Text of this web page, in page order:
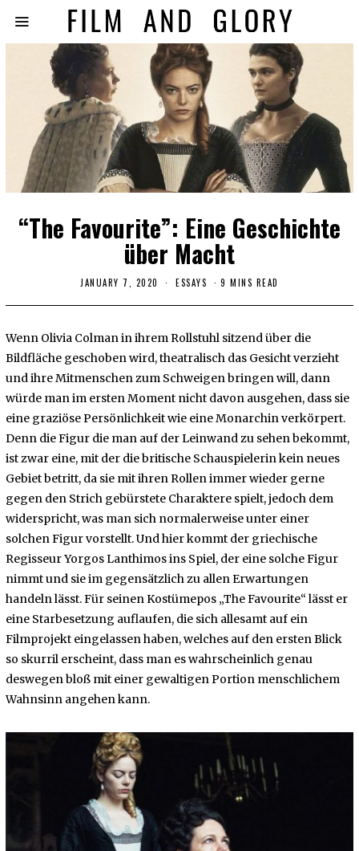
“The Favourite”: Eine Geschichte
über Macht
JANUARY 7, 2020
N
R
Y
0
2
0
0
ESSAYS 9 MINS READ
Wenn Olivia Colman in ihrem Rollstuhl sitzend über die
Bildfläche geschoben wird, theatralisch das Gesicht verzieht
und ihre Mitmenschen zum Schweigen bringen will, dann
würde man im ersten Moment nicht davon ausgehen, dass sie
eine graziöse Persönlichkeit wie eine Monarchin verkörpert.
Denn die Figur die man auf der Leinwand zu sehen bekommt,
ist zwar eine, mit der die britische Schauspielerin kein neues
Gebiet betritt, da sie mit ihren Rollen immer wieder gerne
gegen den Strich gebürstete Charaktere spielt, jedoch dem
widerspricht, was man sich normalerweise unter einer
solchen Figur vorstellt. Und hier kommt der griechische
Regisseur Yorgos Lanthimos ins Spiel, der eine solche Figur
nimmt und sie im gegensätzlich zu allen Erwartungen
handeln lässt. Für seinen Kostümepos „The Favourite“ lässt er
eine Starbesetzung auflaufen, die sich allesamt auf ein
Filmprojekt eingelassen haben, welches auf den ersten Blick
so skurril erscheint, dass man es wahrscheinlich genau
deswegen bloß mit einer gewaltigen Portion menschlichem
Wahnsinn angehen kann.